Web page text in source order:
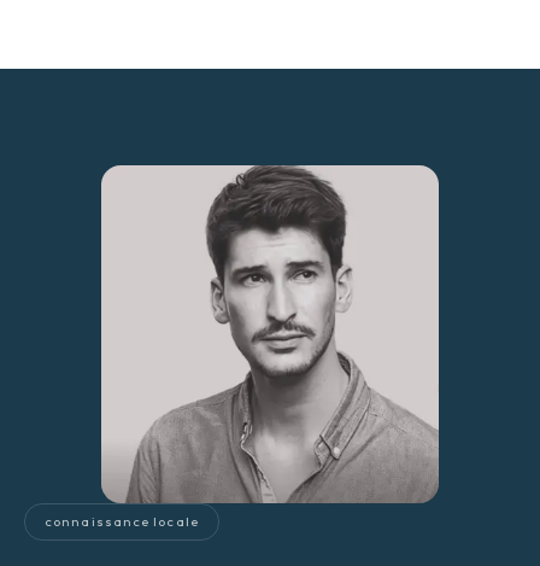
connaissance locale